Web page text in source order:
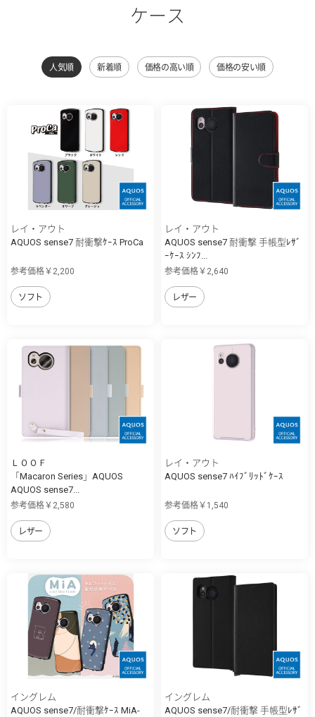
ケース
人気順 新着順 価格の高い順 価格の安い順
レイ・アウト
AQUOS sense7 耐衝撃ｹｰｽ ProCa
参考価格￥2,200
ソフト
レイ・アウト
AQUOS sense7 耐衝撃 手帳型ﾚｻﾞ
ｰｹｰｽ ｼﾝﾌ...
参考価格￥2,640
レザー
ＬＯＯＦ
「Macaron Series」AQUOS
AQUOS sense7...
参考価格￥2,580
レザー
レイ・アウト
AQUOS sense7 ﾊｲﾌﾞﾘｯﾄﾞｹｰｽ
参考価格￥1,540
ソフト
イングレム
AQUOS sense7/耐衝撃ｹｰｽ MiA-
イングレム
AQUOS sense7/耐衝撃 手帳型ﾚｻﾞ